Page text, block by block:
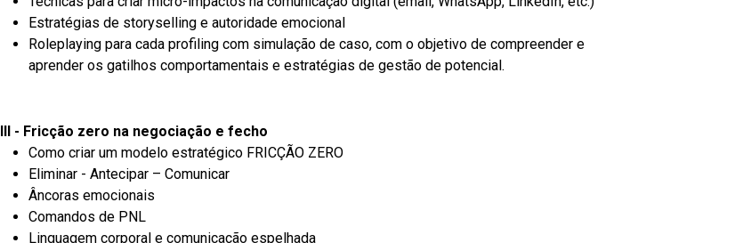
Estratégias de storyselling e autoridade emocional
Roleplaying para cada profiling com simulação de caso, com o objetivo de compreender e
aprender os gatilhos comportamentais e estratégias de gestão de potencial.
III - Fricção zero na negociação e fecho
Como criar um modelo estratégico FRICÇÃO ZERO
Eliminar - Antecipar – Comunicar
Âncoras emocionais
Comandos de PNL
Linguagem corporal e comunicação espelhada